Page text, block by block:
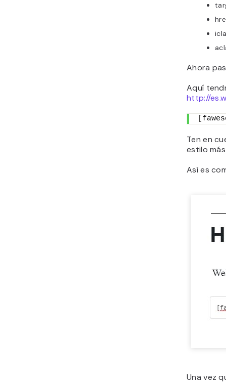
Ahora
Aquí
http://
Ten en
estilo
Así es
Una vez